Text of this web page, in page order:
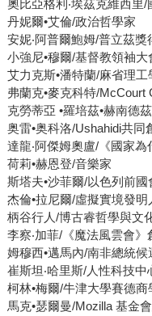
奧比亞格利‧埃茲克維西里
丹妮爾•艾倫/政治哲學家
安妮‧阿普爾鮑姆/普立茲獎
小強尼•穆爾/基督教領袖大
艾力克斯•潘特蘭/麻省理
弗蘭克•麥克科特/McCourt
克勞蒂亞 •羅培茲•赫南德
奥雷•奥科洛/Ushahidi共同
達龍‧阿傑姆奧盧/《國家
荷莉•赫恩登/音樂家
斯塔夫•沙菲爾/以色列前國
杰倫•拉尼爾/虛擬實境發明
柄谷行人/博古睿哲學與文
李察‧加菲/《魔法風雲會》
姆穆西•邁馬內/南非總統候
崔斯坦‧哈里斯/人性科技中
柯林•梅爾/牛津大學賽德商
馬克•瑟爾曼/Mozilla 基金